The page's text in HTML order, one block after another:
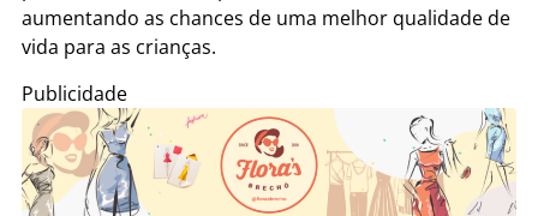
aumentando as chances de uma melhor qualidade de
vida para as crianças.
Publicidade